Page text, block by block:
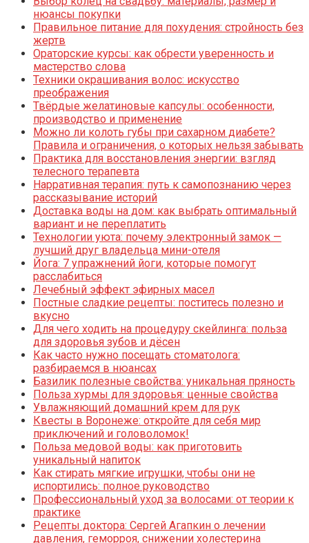
нюансы покупки
Правильное питание для похудения: стройность без
жертв
Ораторские курсы: как обрести уверенность и
мастерство слова
Техники окрашивания волос: искусство
преображения
Твёрдые желатиновые капсулы: особенности,
производство и применение
Можно ли колоть губы при сахарном диабете?
Правила и ограничения, о которых нельзя забывать
Практика для восстановления энергии: взгляд
телесного терапевта
Нарративная терапия: путь к самопознанию через
рассказывание историй
Доставка воды на дом: как выбрать оптимальный
вариант и не переплатить
Технологии уюта: почему электронный замок —
лучший друг владельца мини-отеля
Йога: 7 упражнений йоги, которые помогут
расслабиться
Лечебный эффект эфирных масел
Постные сладкие рецепты: поститесь полезно и
вкусно
Для чего ходить на процедуру скейлинга: польза
для здоровья зубов и дёсен
Как часто нужно посещать стоматолога:
разбираемся в нюансах
Базилик полезные свойства: уникальная пряность
Польза хурмы для здоровья: ценные свойства
Увлажняющий домашний крем для рук
Квесты в Воронеже: откройте для себя мир
приключений и головоломок!
Польза медовой воды: как приготовить
уникальный напиток
Как стирать мягкие игрушки, чтобы они не
испортились: полное руководство
Профессиональный уход за волосами: от теории к
практике
Рецепты доктора: Сергей Агапкин о лечении
давления, геморроя, снижении холестерина